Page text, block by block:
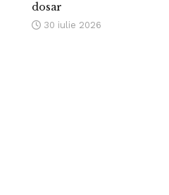
dosar
30 iulie 2026